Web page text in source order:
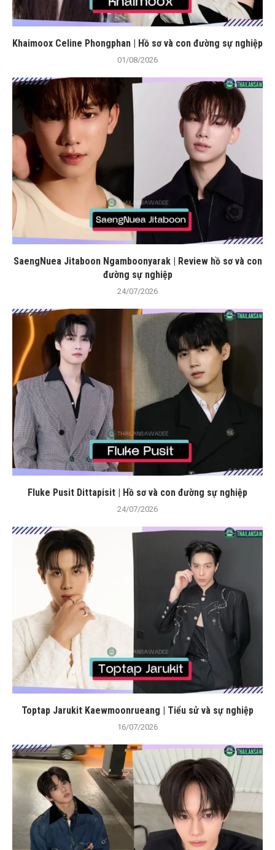
Khaimoox Celine Phongphan | Hồ sơ và con đường sự nghiệp
01/08/2026
SaengNuea Jitaboon Ngamboonyarak | Review hồ sơ và con
đường sự nghiệp
24/07/2026
Fluke Pusit Dittapisit | Hồ sơ và con đường sự nghiệp
24/07/2026
Toptap Jarukit Kaewmoonrueang | Tiểu sử và sự nghiệp
16/07/2026